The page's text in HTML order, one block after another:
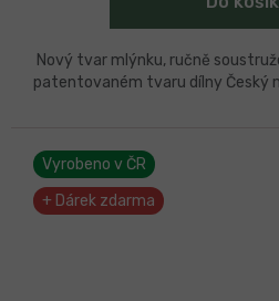
Nový tvar mlýnku, ručně
patentovaném tvaru dílny Český
Vyrobeno v ČR
+ Dárek zdarma